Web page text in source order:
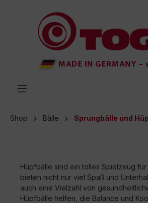
springen
Shop Bälle Sprungbälle und
Hüpfbälle sind ein tolles Spielzeug für
bieten nicht nur viel Spaß und
auch eine Vielzahl von
Hüpfbälle helfen, die Balance und